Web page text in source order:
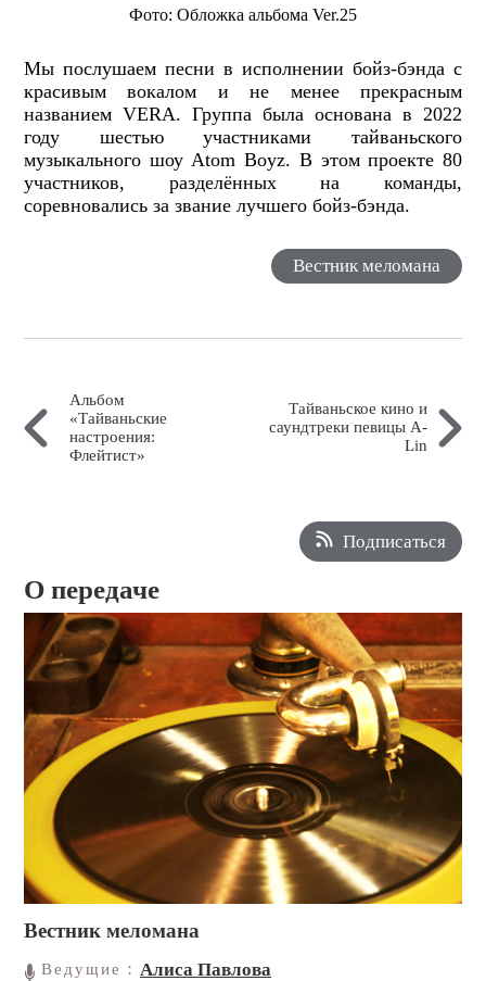
Фото: Обложка альбома Ver.25
Мы послушаем песни в исполнении бойз-бэнда с
красивым вокалом и не менее прекрасным
названием VERA. Группа была основана в 2022
году шестью участниками тайваньского
музыкального шоу Atom Boyz. В этом проекте 80
участников, разделённых на команды,
соревновались за звание лучшего бойз-бэнда.
Вестник меломана
Альбом
«Тайваньские
настроения:
Флейтист»
Тайваньское кино и
саундтреки певицы A-
Lin
Подписаться
О передаче
Вестник меломана
Ведущие： Алиса Павлова